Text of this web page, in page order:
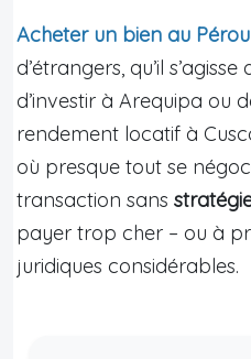
Acheter un bien au Pérou
d’étrangers, qu’il s’agisse
d’investir à Arequipa ou
rendement locatif à
où presque tout se
transaction sans
payer trop cher – ou à
juridiques considérables.